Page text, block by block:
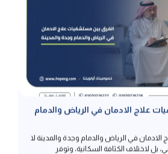
علاج الادمان في الرياض والدمام
في الرياض والدمام وجدة والمدينة لا
بل لاختلاف الكثافة السكانية، وتوفر
في كل منطقة، فالمدينة بحد ذاتها لا
تجربة المريض وبيئة التعافي المحيطة به،
تظل موحدة وتشمل ترخيص وزارة الصحة، كفاءة